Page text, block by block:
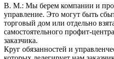
В. М.: Мы берем компании и
управление. Это могут быть
торговый дом или отдельно
самостоятельного профит-
заказчика.
Круг обязанностей и